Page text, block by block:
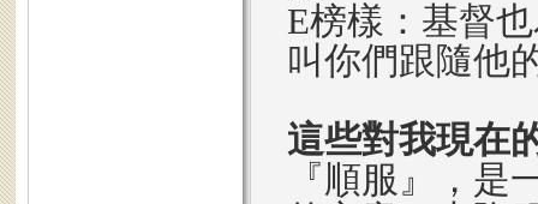
E榜樣：基督
叫你們跟隨他
這些對我現在
『順服』，是